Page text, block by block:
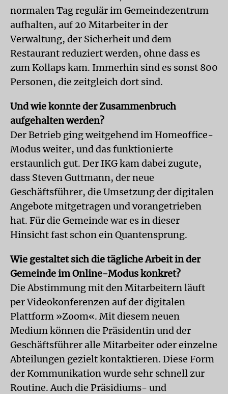
normalen Tag regulär im Gemeindezentrum
aufhalten, auf 20 Mitarbeiter in der
Verwaltung, der Sicherheit und dem
Restaurant reduziert werden, ohne dass es
zum Kollaps kam. Immerhin sind es sonst 800
Personen, die zeitgleich dort sind.
Und wie konnte der Zusammenbruch
aufgehalten werden?
Der Betrieb ging weitgehend im Homeoffice-
Modus weiter, und das funktionierte
erstaunlich gut. Der IKG kam dabei zugute,
dass Steven Guttmann, der neue
Geschäftsführer, die Umsetzung der digitalen
Angebote mitgetragen und vorangetrieben
hat. Für die Gemeinde war es in dieser
Hinsicht fast schon ein Quantensprung.
Wie gestaltet sich die tägliche Arbeit in der
Gemeinde im Online-Modus konkret?
Die Abstimmung mit den Mitarbeitern läuft
per Videokonferenzen auf der digitalen
Plattform »Zoom«. Mit diesem neuen
Medium können die Präsidentin und der
Geschäftsführer alle Mitarbeiter oder einzelne
Abteilungen gezielt kontaktieren. Diese Form
der Kommunikation wurde sehr schnell zur
Routine. Auch die Präsidiums- und